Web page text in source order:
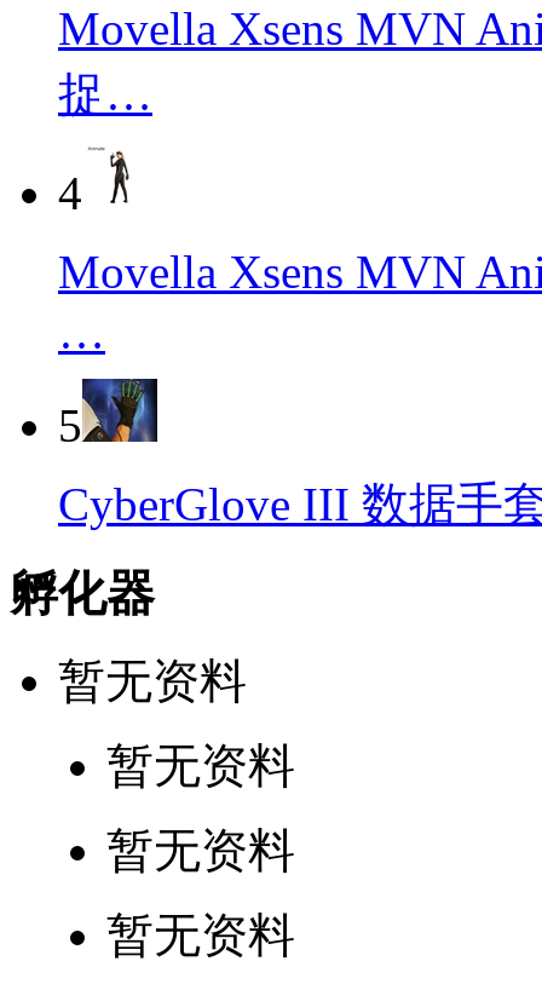
Movella Xsens MVN
捉…
4
Movella Xsens MVN
…
5
CyberGlove III 数据手
孵化器
暂无资料
暂无资料
暂无资料
暂无资料